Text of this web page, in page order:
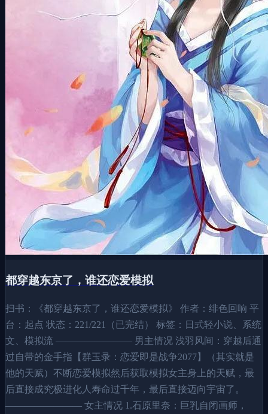
都穿越东京了，谁还恋爱模拟
扫书：《都穿越东京了，谁还恋爱模拟》 作者：绯色回响 平
台：起点 状态：221/221（已完结） 标签：日式轻小说、系统
文、模拟流 ———————— 男主情况 浅羽风间：穿越后通
过自带的金手指【群玉录：恋爱即是战争2077】（其实就是
他的天赋）不断恋爱模拟然后获取模拟女主身上的天赋，最
后直接成究极进化人寿命过千年，最后直接迈向宇宙了。
———————— 女主情况 1.石原里奈：巨乳自闭画师，